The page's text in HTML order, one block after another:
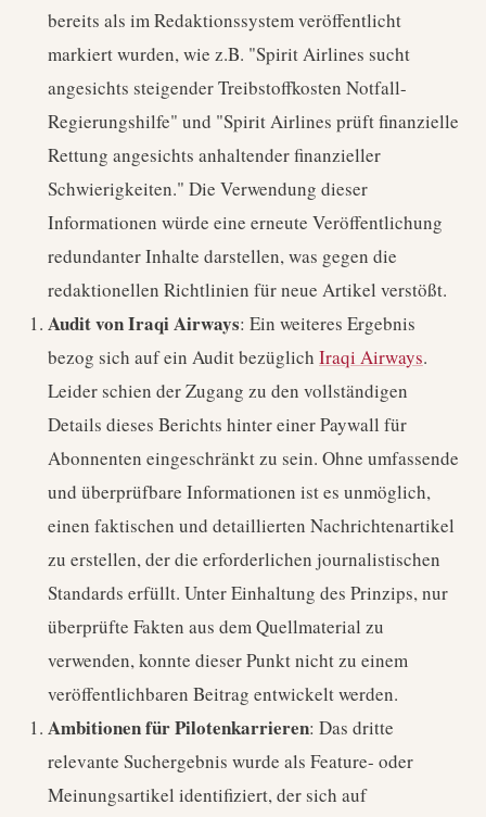
bereits als im Redaktionssystem veröffentlicht
markiert wurden, wie z.B. "Spirit Airlines sucht
angesichts steigender Treibstoffkosten Notfall-
Regierungshilfe" und "Spirit Airlines prüft finanzielle
Rettung angesichts anhaltender finanzieller
Schwierigkeiten." Die Verwendung dieser
Informationen würde eine erneute Veröffentlichung
redundanter Inhalte darstellen, was gegen die
redaktionellen Richtlinien für neue Artikel verstößt.
Audit von Iraqi Airways: Ein weiteres Ergebnis
bezog sich auf ein Audit bezüglich Iraqi Airways.
Leider schien der Zugang zu den vollständigen
Details dieses Berichts hinter einer Paywall für
Abonnenten eingeschränkt zu sein. Ohne umfassende
und überprüfbare Informationen ist es unmöglich,
einen faktischen und detaillierten Nachrichtenartikel
zu erstellen, der die erforderlichen journalistischen
Standards erfüllt. Unter Einhaltung des Prinzips, nur
überprüfte Fakten aus dem Quellmaterial zu
verwenden, konnte dieser Punkt nicht zu einem
veröffentlichbaren Beitrag entwickelt werden.
Ambitionen für Pilotenkarrieren: Das dritte
relevante Suchergebnis wurde als Feature- oder
Meinungsartikel identifiziert, der sich auf